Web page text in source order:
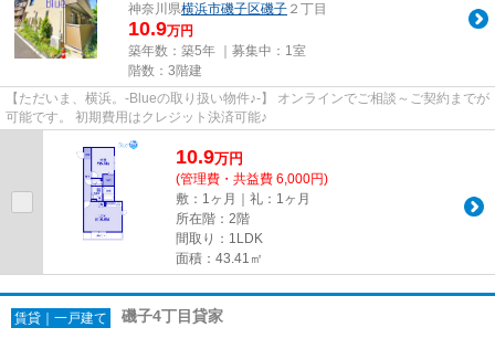
神奈川県横浜市磯子区磯子 ２丁目
10.9万円
築年数：築5年 ｜募集中： 1室
階数：3階建
【ただいま、横浜。-Blueの取り扱い物件♪-】 オンラインでご相談～ご契約までが
可能です。 初期費用はクレジット決済可能♪
10.9万円
(管理費・共益費 6,000円)
敷：1ヶ月｜礼：1ヶ月
所在階：2階
間取り：1LDK
面積：43.41㎡
賃貸｜一戸建て 磯子4丁目貸家